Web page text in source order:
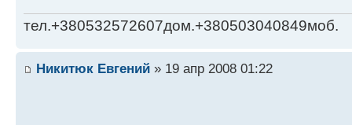
тел.+380532572607дом.+380503040849моб.
Никитюк Евгений » 19 апр 2008 01:22